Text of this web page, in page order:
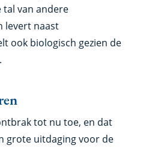
tal van andere
levert naast
ook biologisch gezien de
tot nu toe, en dat
grote uitdaging voor de